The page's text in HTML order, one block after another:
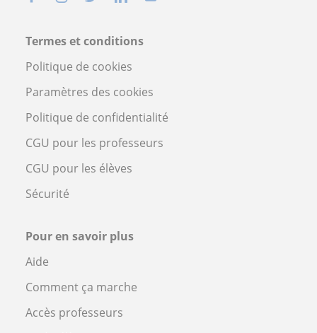
Termes et conditions
Politique de cookies
Paramètres des cookies
Politique de confidentialité
CGU pour les professeurs
CGU pour les élèves
Sécurité
Pour en savoir plus
Aide
Comment ça marche
Accès professeurs